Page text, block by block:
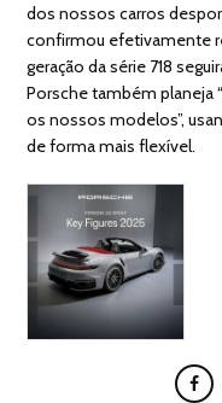
dos nossos carros
confirmou efetivamente
geração da série 718
Porsche também planeja
os nossos modelos”,
de forma mais flexível.